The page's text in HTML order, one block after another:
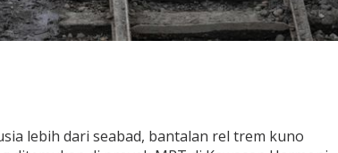
lebih dari seabad, bantalan rel trem kuno